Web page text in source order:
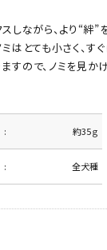
スしながら、より“絆
ミはとても小さく、
すので、ノミを見か
約35ｇ
全犬種